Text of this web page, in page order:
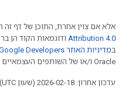
אלא אם צוין אחרת, התוכן של דף זה
Attribution 4.0 ודוגמאות הקוד הן
במדיניות האתר Google Developers‏
Oracle ו/או של השותפים העצמאיים שלה.
עדכון אחרון: 2026-02-18 (שעון UTC).